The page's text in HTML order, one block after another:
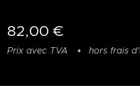
82,00 €
Prix avec TVA hors frais